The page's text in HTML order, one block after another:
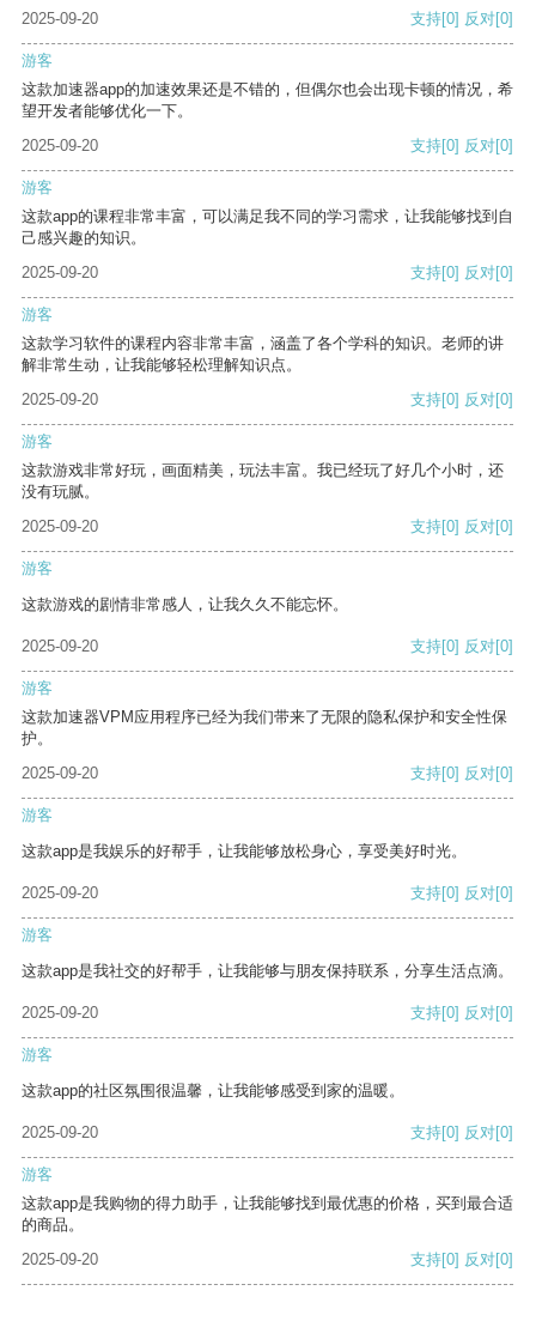
2025-09-20
支持[0] 反对[0]
游客
这款加速器app的加速效果还是不错的，但偶尔也会出现卡顿的情况，希
望开发者能够优化一下。
2025-09-20
支持[0] 反对[0]
游客
这款app的课程非常丰富，可以满足我不同的学习需求，让我能够找到自
己感兴趣的知识。
2025-09-20
支持[0] 反对[0]
游客
这款学习软件的课程内容非常丰富，涵盖了各个学科的知识。老师的讲
解非常生动，让我能够轻松理解知识点。
2025-09-20
支持[0] 反对[0]
游客
这款游戏非常好玩，画面精美，玩法丰富。我已经玩了好几个小时，还
没有玩腻。
2025-09-20
支持[0] 反对[0]
游客
这款游戏的剧情非常感人，让我久久不能忘怀。
2025-09-20 支持[0] 反对[0]
游客
这款加速器VPM应用程序已经为我们带来了无限的隐私保护和安全性保
护。
2025-09-20
支持[0] 反对[0]
游客
这款app是我娱乐的好帮手，让我能够放松身心，享受美好时光。
2025-09-20 支持[0] 反对[0]
游客
这款app是我社交的好帮手，让我能够与朋友保持联系，分享生活点滴。
2025-09-20 支持[0] 反对[0]
游客
这款app的社区氛围很温馨，让我能够感受到家的温暖。
2025-09-20 支持[0] 反对[0]
游客
这款app是我购物的得力助手，让我能够找到最优惠的价格，买到最合适
的商品。
2025-09-20
支持[0] 反对[0]